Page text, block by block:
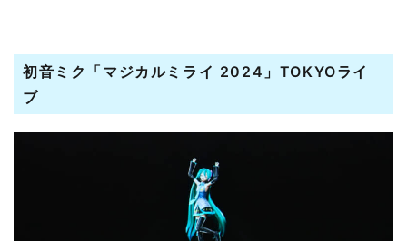
初音ミク「マジカルミライ 2024」TOKYOライ
ブ